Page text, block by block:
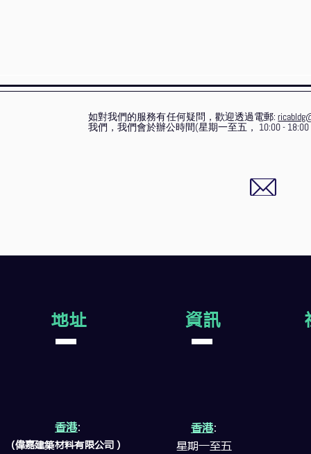
如對我們的服務有任何疑問，歡迎透過電郵:
我們，我們會於辦公時間(星期一至五， 10:00 -
地址
香港:
(偉嘉建築材料有限公司）
資訊
香港:
星期一至五